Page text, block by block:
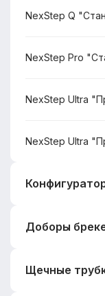
NexStep Q
NexStep Pro
NexStep Ultra
NexStep Ultra
Доборы
NexStep Q
Щечные